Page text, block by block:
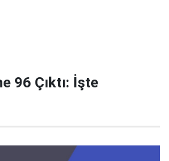
96 Çıktı: İşte